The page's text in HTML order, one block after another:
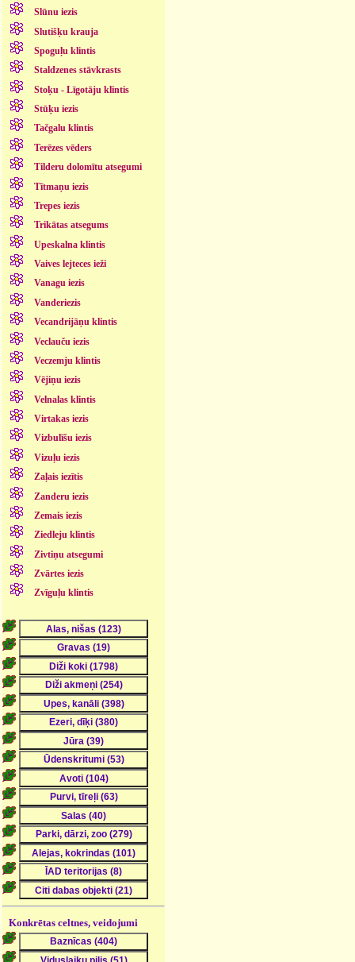
Slūnu iezis
Slutišķu krauja
Spoguļu klintis
Staldzenes stāvkrasts
Stoķu - Līgotāju klintis
Stūķu iezis
Tačgalu klintis
Terēzes vēders
Tilderu dolomītu atsegumi
Tītmaņu iezis
Trepes iezis
Trikātas atsegums
Upeskalna klintis
Vaives lejteces ieži
Vanagu iezis
Vanderiezis
Vecandrijāņu klintis
Veclauču iezis
Veczemju klintis
Vējiņu iezis
Velnalas klintis
Virtakas iezis
Vizbulīšu iezis
Vizuļu iezis
Zaļais iezītis
Zanderu iezis
Zemais iezis
Ziedleju klintis
Zivtiņu atsegumi
Zvārtes iezis
Zvīguļu klintis
Konkrētas celtnes, veidojumi